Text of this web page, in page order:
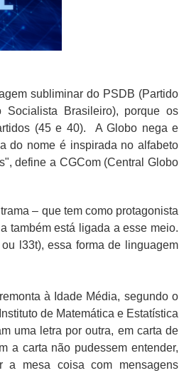
subliminar do PSDB (Partido
Brasileiro), porque os
(45 e 40). A Globo nega e
do nome é inspirada no alfabeto
define a CGCom (Central Globo
– que tem como protagonista
também está ligada a esse meio.
l33t), essa forma de linguagem
à Idade Média, segundo o
de Matemática e Estatística
uma letra por outra, em carta de
a carta não pudessem entender,
a mesa coisa com mensagens